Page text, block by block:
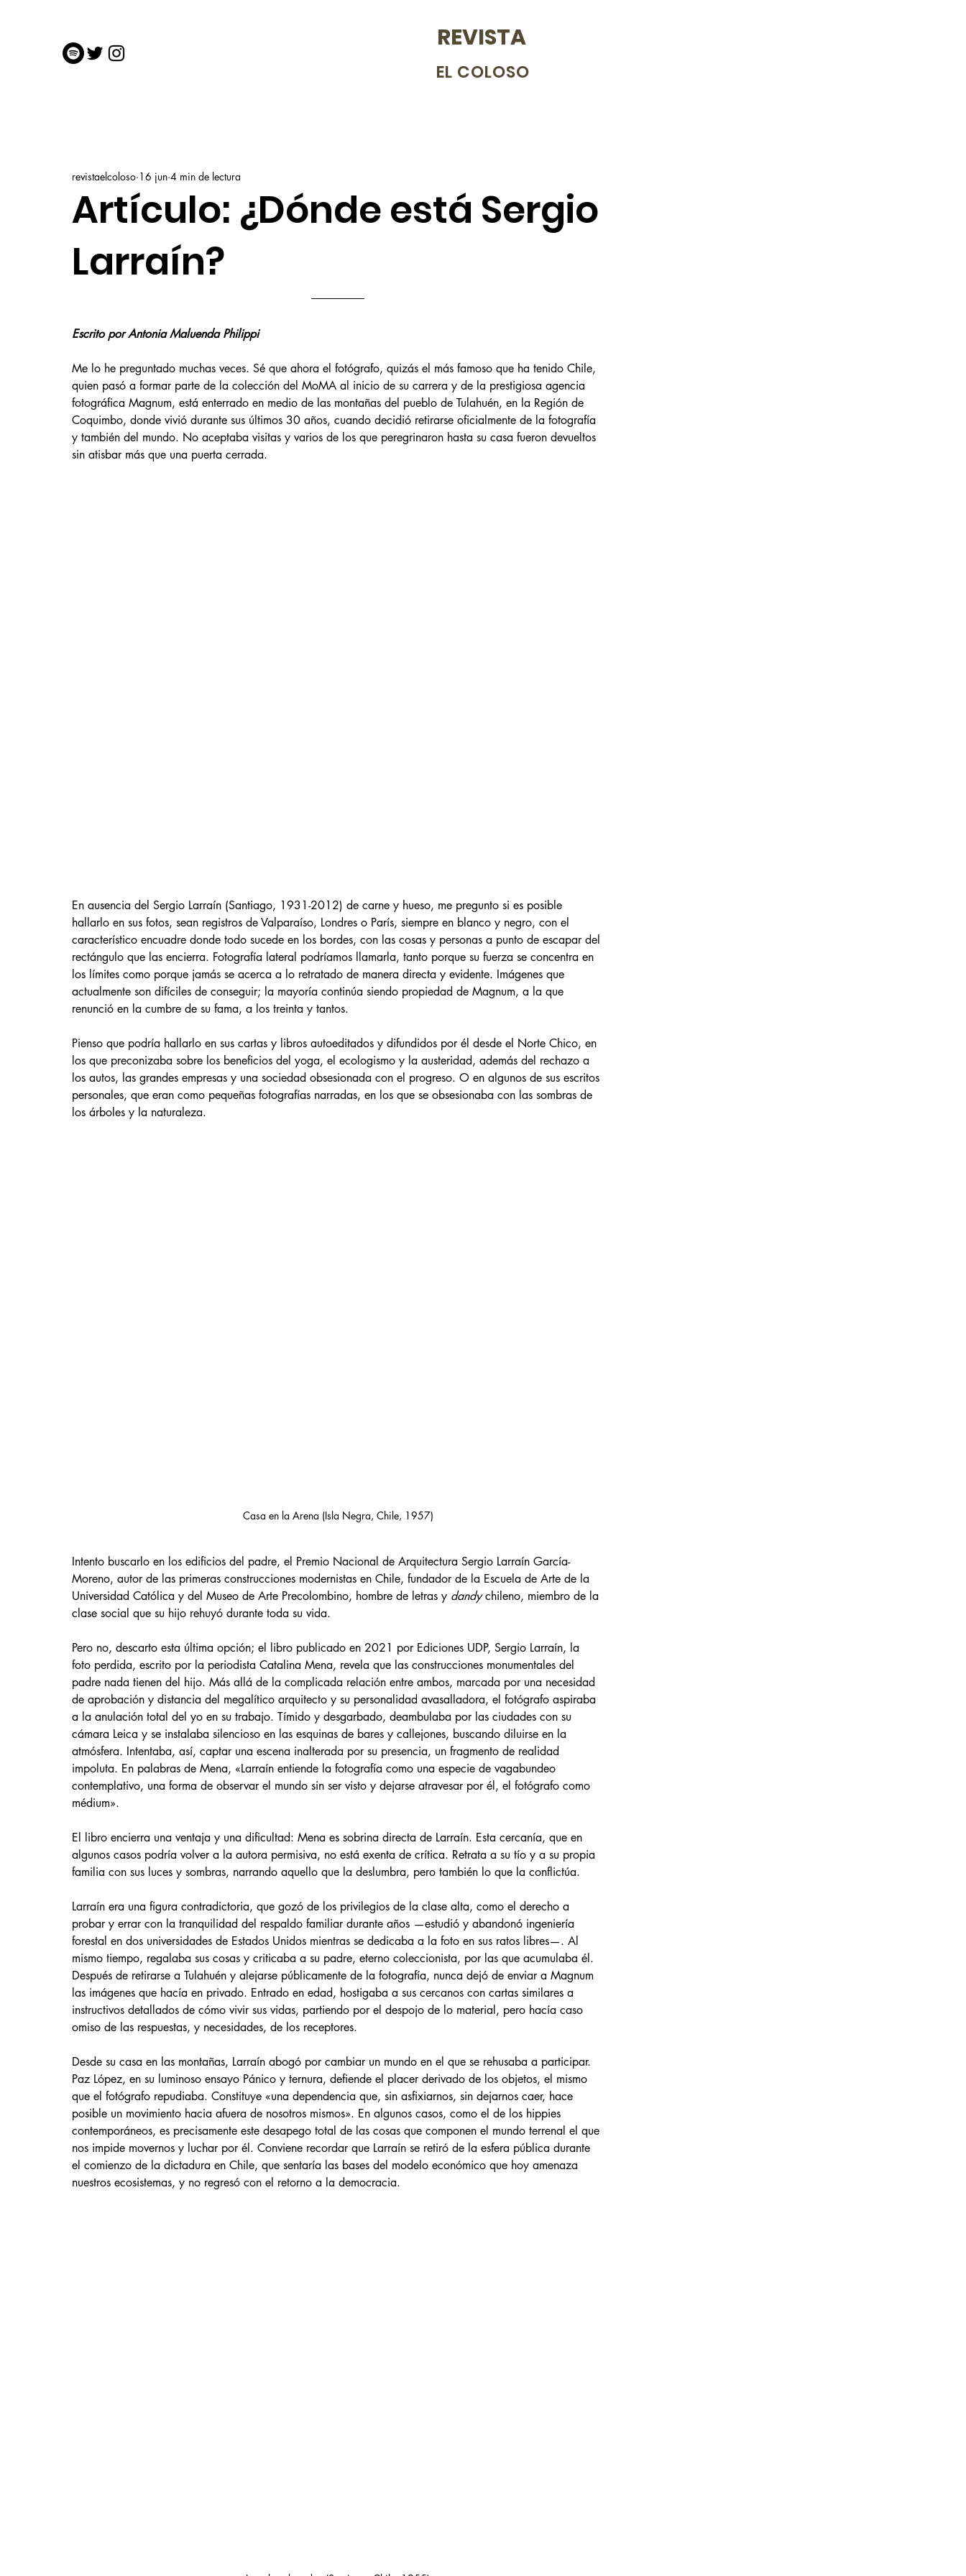
REVISTA
EL COLOSO
Artículo: ¿Dónde está Sergio
Larraín?
revistaelcoloso 16 jun 4 min de lectura
Escrito por Antonia Maluenda Philippi
Me lo he preguntado muchas veces. Sé que ahora el fotógrafo, quizás el más famoso que ha tenido Chile,
quien pasó a formar parte de la colección del MoMA al inicio de su carrera y de la prestigiosa agencia
fotográfica Magnum, está enterrado en medio de las montañas del pueblo de Tulahuén, en la Región de
Coquimbo, donde vivió durante sus últimos 30 años, cuando decidió retirarse oficialmente de la fotografía
y también del mundo. No aceptaba visitas y varios de los que peregrinaron hasta su casa fueron devueltos
sin atisbar más que una puerta cerrada.
En ausencia del Sergio Larraín (Santiago, 1931-2012) de carne y hueso, me pregunto si es posible
hallarlo en sus fotos, sean registros de Valparaíso, Londres o París, siempre en blanco y negro, con el
característico encuadre donde todo sucede en los bordes, con las cosas y personas a punto de escapar del
rectángulo que las encierra. Fotografía lateral podríamos llamarla, tanto porque su fuerza se concentra en
los límites como porque jamás se acerca a lo retratado de manera directa y evidente. Imágenes que
actualmente son difíciles de conseguir; la mayoría continúa siendo propiedad de Magnum, a la que
renunció en la cumbre de su fama, a los treinta y tantos.
Pienso que podría hallarlo en sus cartas y libros autoeditados y difundidos por él desde el Norte Chico, en
los que preconizaba sobre los beneficios del yoga, el ecologismo y la austeridad, además del rechazo a
los autos, las grandes empresas y una sociedad obsesionada con el progreso. O en algunos de sus escritos
personales, que eran como pequeñas fotografías narradas, en los que se obsesionaba con las sombras de
los árboles y la naturaleza.
Casa en la Arena (Isla Negra, Chile, 1957)
Intento buscarlo en los edificios del padre, el Premio Nacional de Arquitectura Sergio Larraín García-
Moreno, autor de las primeras construcciones modernistas en Chile, fundador de la Escuela de Arte de la
Universidad Católica y del Museo de Arte Precolombino, hombre de letras y dandy chileno, miembro de la
clase social que su hijo rehuyó durante toda su vida.
Pero no, descarto esta última opción; el libro publicado en 2021 por Ediciones UDP, Sergio Larraín, la
foto perdida, escrito por la periodista Catalina Mena, revela que las construcciones monumentales del
padre nada tienen del hijo. Más allá de la complicada relación entre ambos, marcada por una necesidad
de aprobación y distancia del megalítico arquitecto y su personalidad avasalladora, el fotógrafo aspiraba
a la anulación total del yo en su trabajo. Tímido y desgarbado, deambulaba por las ciudades con su
cámara Leica y se instalaba silencioso en las esquinas de bares y callejones, buscando diluirse en la
atmósfera. Intentaba, así, captar una escena inalterada por su presencia, un fragmento de realidad
impoluta. En palabras de Mena, «Larraín entiende la fotografía como una especie de vagabundeo
contemplativo, una forma de observar el mundo sin ser visto y dejarse atravesar por él, el fotógrafo como
médium».
El libro encierra una ventaja y una dificultad: Mena es sobrina directa de Larraín. Esta cercanía, que en
algunos casos podría volver a la autora permisiva, no está exenta de crítica. Retrata a su tío y a su propia
familia con sus luces y sombras, narrando aquello que la deslumbra, pero también lo que la conflictúa.
Larraín era una figura contradictoria, que gozó de los privilegios de la clase alta, como el derecho a
probar y errar con la tranquilidad del respaldo familiar durante años —estudió y abandonó ingeniería
forestal en dos universidades de Estados Unidos mientras se dedicaba a la foto en sus ratos libres—. Al
mismo tiempo, regalaba sus cosas y criticaba a su padre, eterno coleccionista, por las que acumulaba él.
Después de retirarse a Tulahuén y alejarse públicamente de la fotografía, nunca dejó de enviar a Magnum
las imágenes que hacía en privado. Entrado en edad, hostigaba a sus cercanos con cartas similares a
instructivos detallados de cómo vivir sus vidas, partiendo por el despojo de lo material, pero hacía caso
omiso de las respuestas, y necesidades, de los receptores.
Desde su casa en las montañas, Larraín abogó por cambiar un mundo en el que se rehusaba a participar.
Paz López, en su luminoso ensayo Pánico y ternura, defiende el placer derivado de los objetos, el mismo
que el fotógrafo repudiaba. Constituye «una dependencia que, sin asfixiarnos, sin dejarnos caer, hace
posible un movimiento hacia afuera de nosotros mismos». En algunos casos, como el de los hippies
contemporáneos, es precisamente este desapego total de las cosas que componen el mundo terrenal el que
nos impide movernos y luchar por él. Conviene recordar que Larraín se retiró de la esfera pública durante
el comienzo de la dictadura en Chile, que sentaría las bases del modelo económico que hoy amenaza
nuestros ecosistemas, y no regresó con el retorno a la democracia.